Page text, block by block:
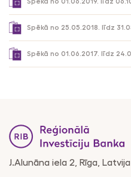
Noguldījumi
Seifi
Spēkā no 25.05.2018. līdz
Spēkā no 01.06.2017. līdz
J.Alunāna iela 2, Rīga, Latvija